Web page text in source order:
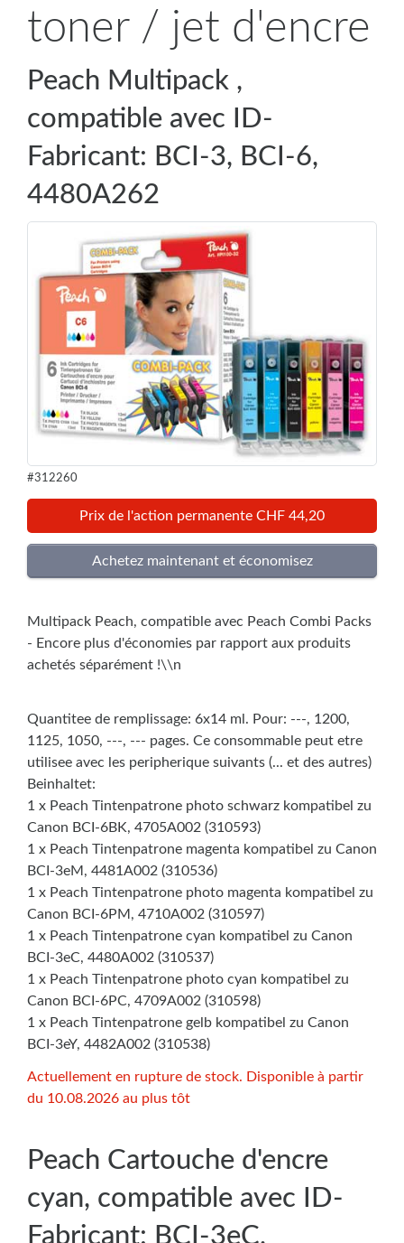
toner / jet d'encre
Peach Multipack ,
compatible avec ID-
Fabricant: BCI-3, BCI-6,
4480A262
#312260
Prix de l'action permanente CHF 44,20
Multipack Peach, compatible avec Peach Combi Packs
- Encore plus d'économies par rapport aux produits
achetés séparément !\\n
Quantitee de remplissage: 6x14 ml. Pour: ---, 1200,
1125, 1050, ---, --- pages. Ce consommable peut etre
utilisee avec les peripherique suivants (... et des autres)
Beinhaltet:
1 x Peach Tintenpatrone photo schwarz kompatibel zu
Canon BCI-6BK, 4705A002 (310593)
1 x Peach Tintenpatrone magenta kompatibel zu Canon
BCI-3eM, 4481A002 (310536)
1 x Peach Tintenpatrone photo magenta kompatibel zu
Canon BCI-6PM, 4710A002 (310597)
1 x Peach Tintenpatrone cyan kompatibel zu Canon
BCI-3eC, 4480A002 (310537)
1 x Peach Tintenpatrone photo cyan kompatibel zu
Canon BCI-6PC, 4709A002 (310598)
1 x Peach Tintenpatrone gelb kompatibel zu Canon
BCI-3eY, 4482A002 (310538)
Actuellement en rupture de stock. Disponible à partir
du 10.08.2026 au plus tôt
Peach Cartouche d'encre
cyan, compatible avec ID-
Fabricant: BCI-3eC,